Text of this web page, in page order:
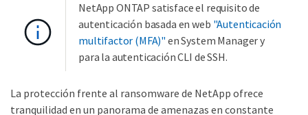
NetApp ONTAP satisface el requisito de
autenticación basada en web "Autenticación
multifactor (MFA)" en System Manager y
para la autenticación CLI de SSH.
La protección frente al ransomware de NetApp ofrece
tranquilidad en un panorama de amenazas en constante